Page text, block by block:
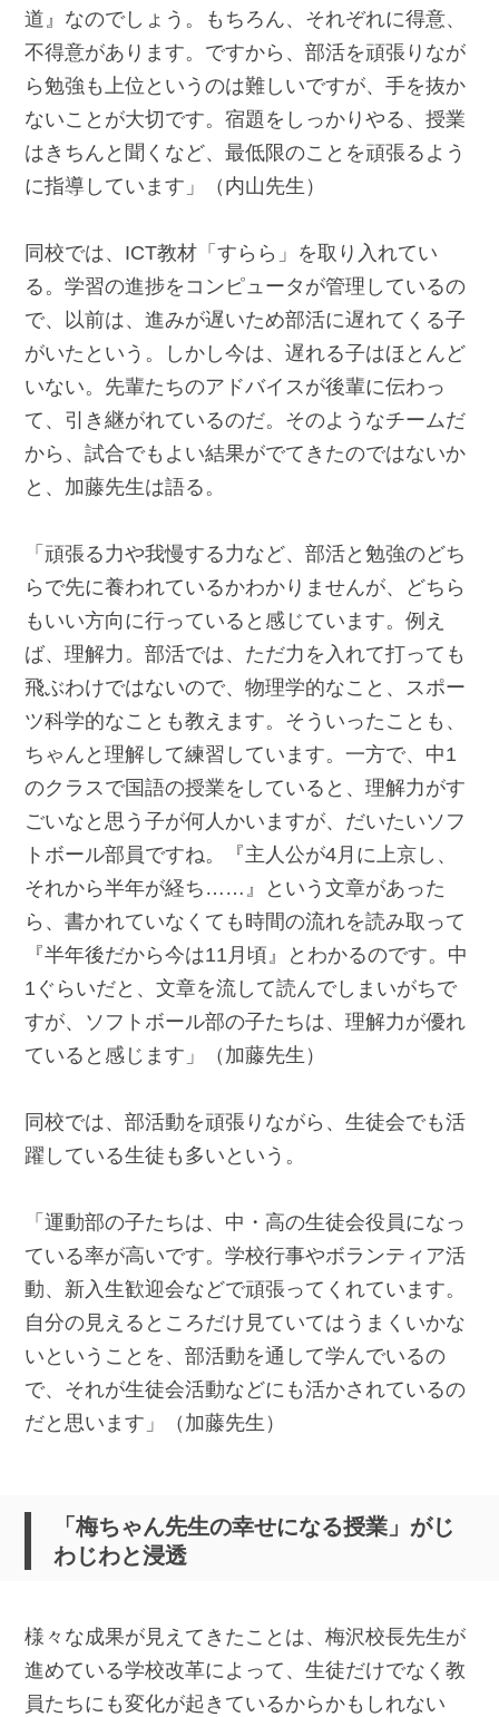
道』なのでしょう。もちろん、それぞれに得意、
不得意があります。ですから、部活を頑張りなが
ら勉強も上位というのは難しいですが、手を抜か
ないことが大切です。宿題をしっかりやる、授業
はきちんと聞くなど、最低限のことを頑張るよう
に指導しています」（内山先生）
同校では、ICT教材「すらら」を取り入れてい
る。学習の進捗をコンピュータが管理しているの
で、以前は、進みが遅いため部活に遅れてくる子
がいたという。しかし今は、遅れる子はほとんど
いない。先輩たちのアドバイスが後輩に伝わっ
て、引き継がれているのだ。そのようなチームだ
から、試合でもよい結果がでてきたのではないか
と、加藤先生は語る。
「頑張る力や我慢する力など、部活と勉強のどち
らで先に養われているかわかりませんが、どちら
もいい方向に行っていると感じています。例え
ば、理解力。部活では、ただ力を入れて打っても
飛ぶわけではないので、物理学的なこと、スポー
ツ科学的なことも教えます。そういったことも、
ちゃんと理解して練習しています。一方で、中1
のクラスで国語の授業をしていると、理解力がす
ごいなと思う子が何人かいますが、だいたいソフ
トボール部員ですね。『主人公が4月に上京し、
それから半年が経ち……』という文章があった
ら、書かれていなくても時間の流れを読み取って
『半年後だから今は11月頃』とわかるのです。中
1ぐらいだと、文章を流して読んでしまいがちで
すが、ソフトボール部の子たちは、理解力が優れ
ていると感じます」（加藤先生）
同校では、部活動を頑張りながら、生徒会でも活
躍している生徒も多いという。
「運動部の子たちは、中・高の生徒会役員になっ
ている率が高いです。学校行事やボランティア活
動、新入生歓迎会などで頑張ってくれています。
自分の見えるところだけ見ていてはうまくいかな
いということを、部活動を通して学んでいるの
で、それが生徒会活動などにも活かされているの
だと思います」（加藤先生）
「梅ちゃん先生の幸せになる授業」がじ
わじわと浸透
様々な成果が見えてきたことは、梅沢校長先生が
進めている学校改革によって、生徒だけでなく教
員たちにも変化が起きているからかもしれない